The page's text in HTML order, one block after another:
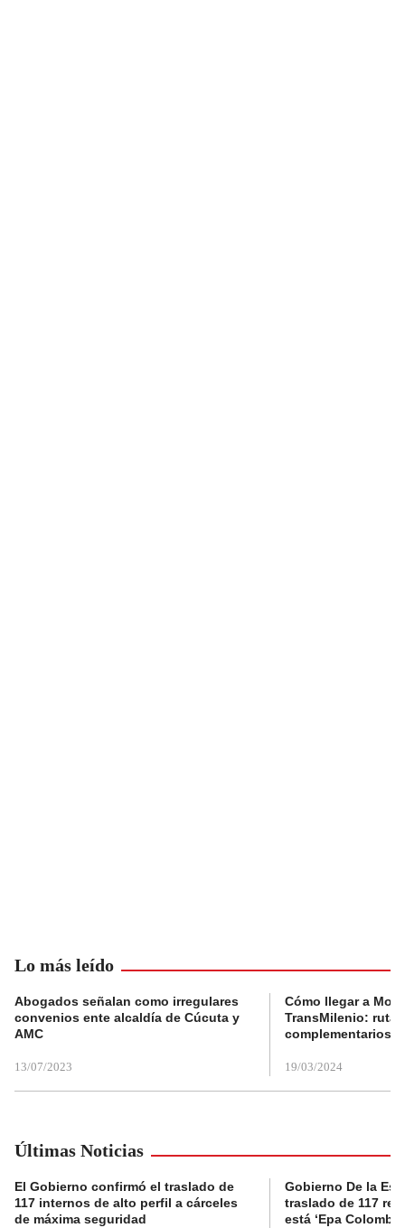
Lo más leído
Abogados señalan como irregulares
convenios ente alcaldía de Cúcuta y
AMC
13/07/2023
Cómo llegar a
TransMilenio:
complementarios
19/03/2024
Últimas Noticias
El Gobierno confirmó el traslado de
117 internos de alto perfil a cárceles
de máxima seguridad
Gobierno De la
traslado de 117
está ‘Epa